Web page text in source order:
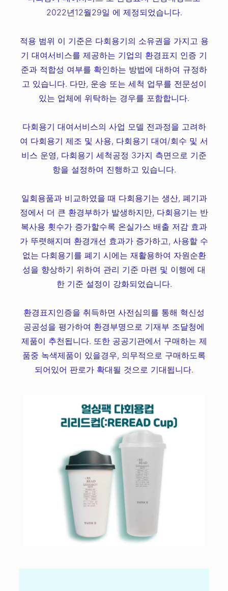
2022년12월29일 에 제정되었습니다.
​적용 범위 이 기준은 다회용기의 소유권을 가지고 용
기 대여서비스를 제공하는 기업의 환경표지 인증 기
준과 적합성 여부를 확인하는 방법에 대하여 규정하
고 있습니다. 다만, 운송 또는 세척 업무를 전문성이
있는 업체에 위탁하는 경우를 포함합니다.
​다회용기 대여서비스의 사업 모델 전과정을 고려하
여 다회용기 제조 및 사용, 다회용기 대여/회수 및 서
비스 운영, 다회용기 세척공정 3가지 측면으로 기준
항을 설정하여 진행하고 있습니다.
일회용품과 비교하였을 때 다회용기는 생산, 폐기과
정에서 더 큰 환경부하가 발생하지만, 다회용기는 반
복사용 횟수가 증가할수록 온실가스 배출 저감 효과
가 뚜렷해지며 환경개선 효과가 증가하고, 사용할 수
없는 다회용기를 폐기 시에는 재활용하여 자원순환
성을 향상하기 위하여 관리 기준 마련 및 이행에 대
한 기준 설정이 강화되었습니다.
환경표지인증을 취득하면 사전심의를 통해 혁신성
공공성을 평가하여 환경부명으로 기재부 조달청에
제품이 추천됩니다. 또한 공공기관에서 구매하는 제
품중 녹색제품이 있을경우, 의무적으로 구매하도록
되어있어 판로가 확대될 것으로 기대됩니다.